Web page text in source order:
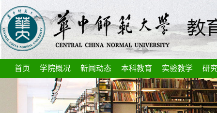
首页 学院概况 新闻动态 本科教育 实验教学 研